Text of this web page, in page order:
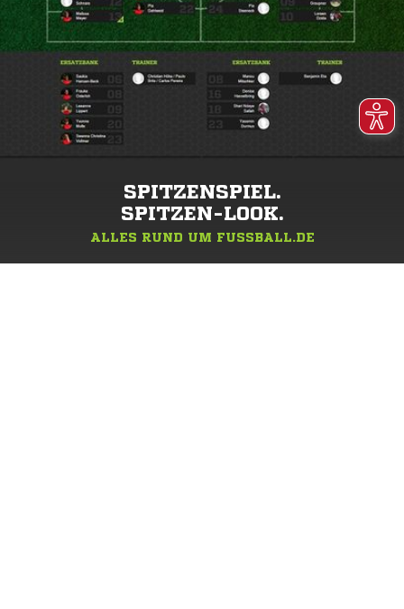
SPITZENSPIEL.
SPITZEN-LOOK.
ALLES RUND UM FUSSBALL.DE